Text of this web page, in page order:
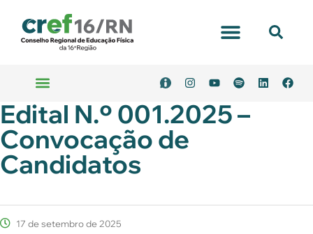
Edital N.º 001.2025 –
Convocação de
Candidatos
17 de setembro de 2025